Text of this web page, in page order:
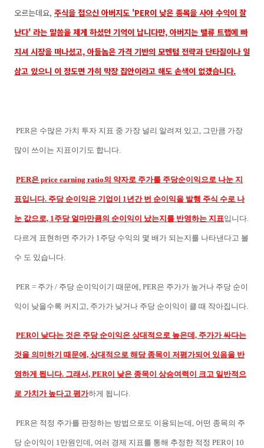
오르는데요, 주식을 접으신 아버지도 'PER이 낮은 종목을 사야 수익이 잘
난다' 라는 말씀을 제게 하셨던 기억이 납니다만, 아버지는 밸류 트랩에 빠
지셔 시장을 떠나셨고, 아들놈은 가격 기반의 모멘텀 전략과 단타질이나 일
삼고 있으니 이 정도면 가히 막장 집안이라고 해도 손색이 없겠습니다.
PER은 수많은 가치 투자 지표 중 가장 널리 알려져 있고, 그만큼 가장
많이 쓰이는 지표이기도 합니다.
PER은 price earning ratio의 약자로 주가를 주당순이익으로 나눈 지
표입니다. 주당 순이익은 기업이 1년간 번 순이익을 발행 주식 수로 나
눈 값으로, 1주당 얼마만큼의 순이익이 났는지를 반영하는 지표입니다.
다르게 표현하면 주가가 1주당 수익의 몇 배가 되는지를 나타낸다고 볼
수 도 있습니다.
PER = 주가 / 주당 순이익이기 때문에, PER은 주가가 높거나 주당 순이
익이 낮을수록 커지고, 주가가 낮거나 주당 순이익이 클 때 작아집니다.
PER이 낮다는 것은 주당 순이익은 상대적으로 높은데, 주가가 싸다는
것을 의미하기 때문에, 상대적으로 해당 종목이 저평가되어 있음을 반
영하게 됩니다. 그래서, PER이 낮은 종목이 상승여력이 크고 일반적으
로 가치가 높다고 평가하게 됩니다.
PER은 적정 주가를 판정하는 방법으로도 이용되는데, 어떤 종목의 주
당 순이익이 1만원인데, 여러 경제 지표를 통해 추정한 적정 PER이 10